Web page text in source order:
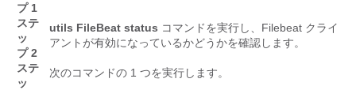
プ 1
ステ
ッ
プ 2
utils FileBeat status コマンドを実行し、Filebeat クライ
アントが有効になっているかどうかを確認します。
ステ
ッ
次のコマンドの 1 つを実行します。